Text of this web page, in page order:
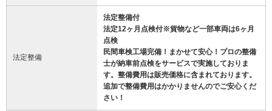
法定整備
法定整備付
法定12ヶ月点検付※貨物など一部車両は6ヶ月
点検
民間車検工場完備！まかせて安心！プロの整備
士が納車前点検をサービスで実施しておりま
す。整備費用は販売価格に含まれております。
追加で整備費用はかかりませんのでご安心くだ
さい！